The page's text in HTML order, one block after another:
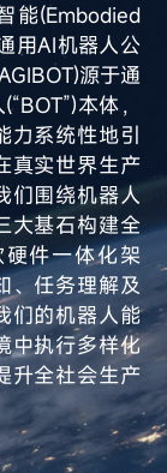
能(Embodied
用AI机器人公
源于通
本体，
力系统性地引
真实世界生产
们围绕机器人
大基石构建全
件一体化架
、任务理解及
们的机器人能
中执行多样化
升全社会生产